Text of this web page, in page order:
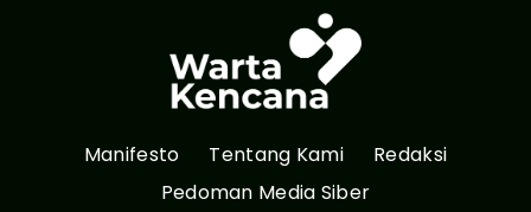
Manifesto Tentang Kami
Redaksi
Pedoman Media Siber